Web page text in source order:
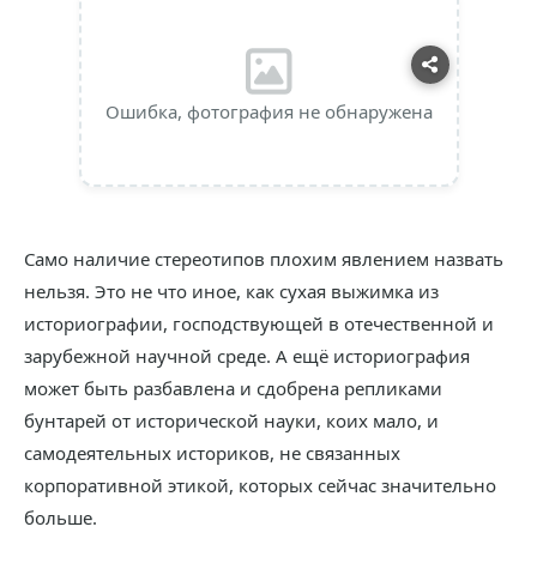
Ошибка, фотография не обнаружена
Само наличие стереотипов плохим явлением назвать
нельзя. Это не что иное, как сухая выжимка из
историографии, господствующей в отечественной и
зарубежной научной среде. А ещё историография
может быть разбавлена и сдобрена репликами
бунтарей от исторической науки, коих мало, и
самодеятельных историков, не связанных
корпоративной этикой, которых сейчас значительно
больше.